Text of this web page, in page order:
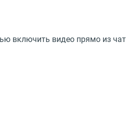
включить видео прямо из